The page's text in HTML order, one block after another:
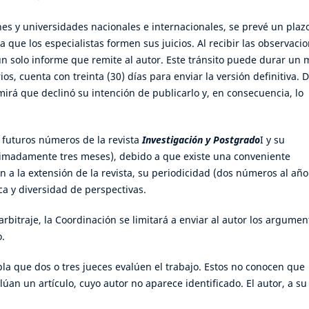
y universidades nacionales e internacionales, se prevé un
que los especialistas formen sus juicios. Al recibir las
solo informe que remite al autor. Este tránsito puede durar un
cuenta con treinta (30) días para enviar la versión definitiva.
que declinó su intención de publicarlo y, en consecuencia, lo
números de la revistaInvestigación y PostgradoI y su
tres meses), debido a que existe una conveniente
a la extensión de la revista, su periodicidad (dos números al
y diversidad de perspectivas.
la Coordinación se limitará a enviar al autor los
que dos o tres jueces evalúen el trabajo. Estos no conocen que
un artículo, cuyo autor no aparece identificado. El autor, a su